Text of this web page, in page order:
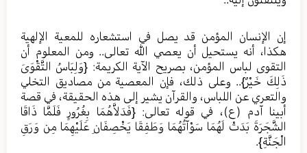
إن الإنسان المؤمن قد يصل في استشعاره للمعية الإلهية
هكذا، أنه يستحيل أن يعصي الله تعالى.. ومن المعلوم أن
التقوى لباس المؤمن، بصريح الآية الكريمة: {وَلِبَاسُ التَّقْوَىَ
ذَلِكَ خَيْرٌ}.. وعلى ذلك، فإن المعصية من مصاديق التخلي
والتعري عن اللباس، والقرآن يشير إلى هذه الحقيقة، في قصة
أبينا آدم (ع)، في قوله تعالى: {فَدَلاَّهُمَا بِغُرُورٍ فَلَمَّا ذَاقَا
الشَّجَرَةَ بَدَتْ لَهُمَا سَوْآتُهُمَا وَطَفِقَا يَخْصِفَانِ عَلَيْهِمَا مِن وَرَقِ
الْجَنَّةِ}.